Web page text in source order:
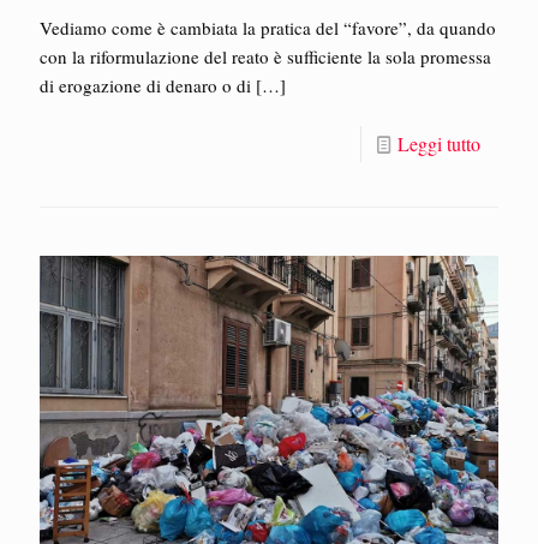
Vediamo come è cambiata la pratica del “favore”, da quando
con la riformulazione del reato è sufficiente la sola promessa
di erogazione di denaro o di […]
Leggi tutto